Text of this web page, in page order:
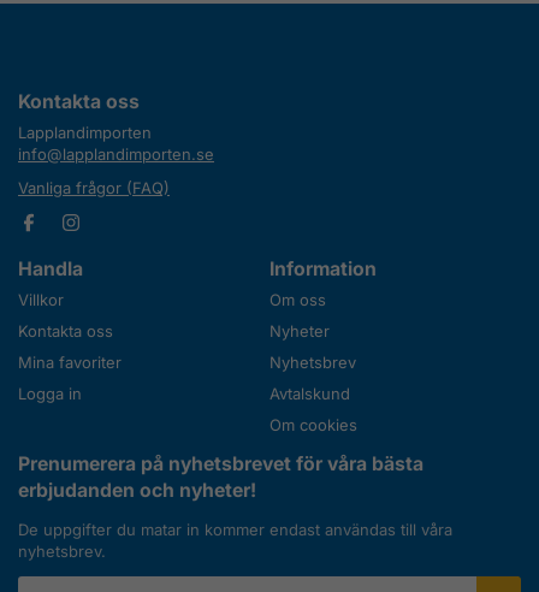
Kontakta oss
Lapplandimporten
info@lapplandimporten.se
Vanliga frågor (FAQ)
Handla
Villkor
Kontakta oss
Mina favoriter
Logga in
Information
Om oss
Nyheter
Nyhetsbrev
Avtalskund
Om cookies
Prenumerera på nyhetsbrevet för våra bästa
erbjudanden och nyheter!
De uppgifter du matar in kommer endast användas till våra
nyhetsbrev.